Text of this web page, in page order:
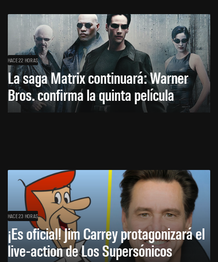
HACE 22 HORAS
La saga Matrix continuará: Warner
Bros. confirma la quinta película
HACE 23 HORAS
¡Es oficial! Jim Carrey protagonizará el
live-action de Los Supersónicos